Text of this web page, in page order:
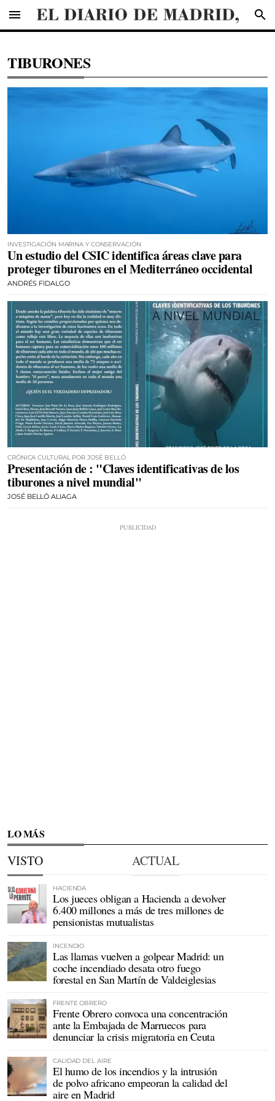
menu search
TIBURONES
INVESTIGACIÓN MARINA Y CONSERVACIÓN
Un estudio del CSIC identifica áreas clave para
proteger tiburones en el Mediterráneo occidental
ANDRÉS FIDALGO
CRÓNICA CULTURAL POR JOSÉ BELLÓ
Presentación de : "Claves identificativas de los
tiburones a nivel mundial"
JOSÉ BELLÓ ALIAGA
LO MÁS
VISTO ACTUAL
HACIENDA
Los jueces obligan a Hacienda a devolver
6.400 millones a más de tres millones de
pensionistas mutualistas
INCENDIO
Las llamas vuelven a golpear Madrid: un
coche incendiado desata otro fuego
forestal en San Martín de Valdeiglesias
FRENTE OBRERO
Frente Obrero convoca una concentración
ante la Embajada de Marruecos para
denunciar la crisis migratoria en Ceuta
CALIDAD DEL AIRE
El humo de los incendios y la intrusión
de polvo africano empeoran la calidad del
aire en Madrid